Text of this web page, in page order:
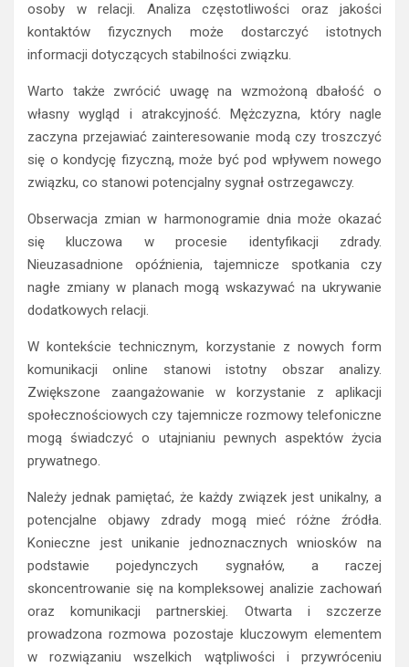
osoby w relacji. Analiza częstotliwości oraz jakości
kontaktów fizycznych może dostarczyć istotnych
informacji dotyczących stabilności związku.
Warto także zwrócić uwagę na wzmożoną dbałość o
własny wygląd i atrakcyjność. Mężczyzna, który nagle
zaczyna przejawiać zainteresowanie modą czy troszczyć
się o kondycję fizyczną, może być pod wpływem nowego
związku, co stanowi potencjalny sygnał ostrzegawczy.
Obserwacja zmian w harmonogramie dnia może okazać
się kluczowa w procesie identyfikacji zdrady.
Nieuzasadnione opóźnienia, tajemnicze spotkania czy
nagłe zmiany w planach mogą wskazywać na ukrywanie
dodatkowych relacji.
W kontekście technicznym, korzystanie z nowych form
komunikacji online stanowi istotny obszar analizy.
Zwiększone zaangażowanie w korzystanie z aplikacji
społecznościowych czy tajemnicze rozmowy telefoniczne
mogą świadczyć o utajnianiu pewnych aspektów życia
prywatnego.
Należy jednak pamiętać, że każdy związek jest unikalny, a
potencjalne objawy zdrady mogą mieć różne źródła.
Konieczne jest unikanie jednoznacznych wniosków na
podstawie pojedynczych sygnałów, a raczej
skoncentrowanie się na kompleksowej analizie zachowań
oraz komunikacji partnerskiej. Otwarta i szczerze
prowadzona rozmowa pozostaje kluczowym elementem
w rozwiązaniu wszelkich wątpliwości i przywróceniu